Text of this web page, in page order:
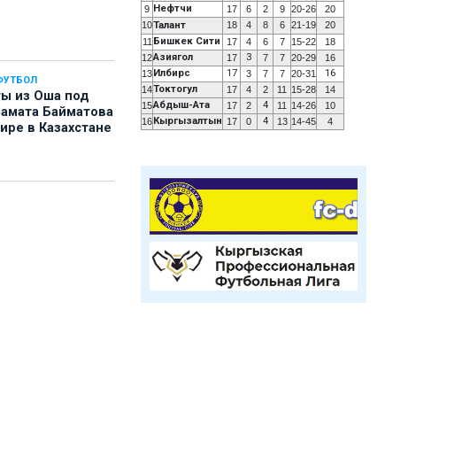
из Оша под
Байматова
в Казахстане
9 Нефтчи 17 6 2 9 20-26
20
10Талант 18 4 8 6 21-19
20
11 Бишкек Сити 17 4 6 7 15-22
18
12Азиягол 17 3 7 7 20-29
16
13 Илбирс 17 3 7 7 20-31 16
14Токтогул 17 4 2 11 15-28
14
15Абдыш-Ата 17 2 4 11 14-26
10
16 Кыргызалтын 17 0 4 13 14-45 4